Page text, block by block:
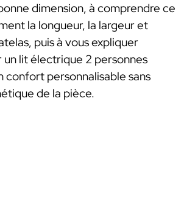
dimension, à comprendre ce
la longueur, la largeur et
puis à vous expliquer
lit électrique 2 personnes
confort personnalisable sans
de la pièce.